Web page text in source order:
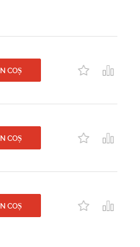
IN COȘ
IN COȘ
IN COȘ